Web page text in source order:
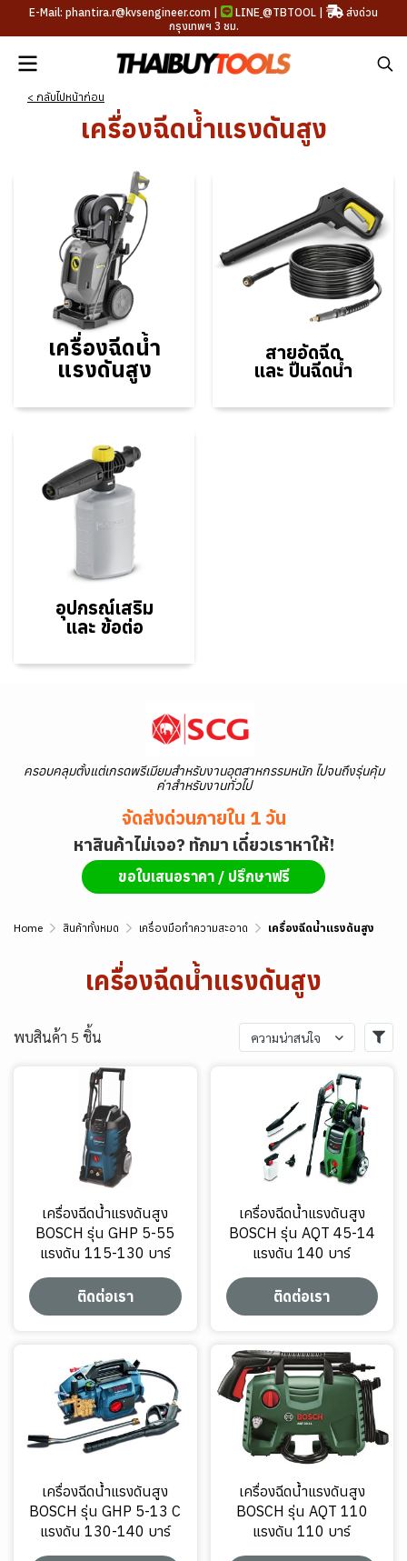
E-Mail: phantira.r@kvsengineer.com | LINE @TBTOOL |
ส่งด่วน
กรุงเทพฯ 3 ชม.
< กลับไปหน้าก่อน
เครื่องฉีดน้ำแรงดันสูง
เครื่องฉีดน้ำ
แรงดันสูง
สายอัดฉีด
และ ปืนฉีดน้ำ
อุปกรณ์เสริม
และ ข้อต่อ
ครอบคลุมตั้งแต่เกรดพรีเมียมสำหรับงานอุตสาหกรรมหนัก ไปจนถึงรุ่นคุ้ม
ค่าสำหรับงานทั่วไป
จัดส่งด่วนภายใน 1 วัน
หาสินค้าไม่เจอ? ทักมา เดี๋ยวเราหาให้!
ขอใบเสนอราคา / ปรึกษาฟรี
Home สินค้าทั้งหมด เครื่องมือทำความสะอาด เครื่องฉีดน้ำแรงดันสูง
เครื่องฉีดน้ำแรงดันสูง
พบสินค้า 5 ชิ้น ความน่าสนใจ
เครื่องฉีดน้ำแรงดันสูง
BOSCH รุ่น GHP 5-55
แรงดัน 115-130 บาร์
ติดต่อเรา
เครื่องฉีดน้ำแรงดันสูง
BOSCH รุ่น AQT 45-14
แรงดัน 140 บาร์
ติดต่อเรา
เครื่องฉีดน้ำแรงดันสูง
BOSCH รุ่น GHP 5-13 C
แรงดัน 130-140 บาร์
เครื่องฉีดน้ำแรงดันสูง
BOSCH รุ่น AQT 110
แรงดัน 110 บาร์